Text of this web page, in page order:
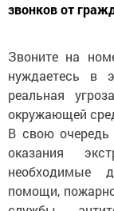
звонков от
Звоните на
нуждаетесь в
реальная
окружающей
В свою очередь
оказания
необходимые
помощи,